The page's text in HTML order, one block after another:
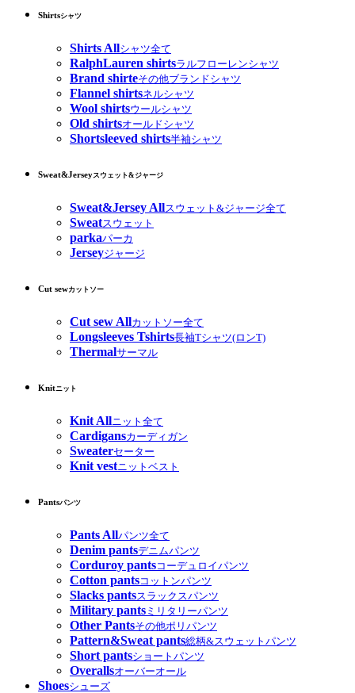
Shirtsシャツ
Shirts Allシャツ全て
RalphLauren shirtsラルフローレンシャツ
Brand shirteその他ブランドシャツ
Flannel shirtsネルシャツ
Wool shirtsウールシャツ
Old shirtsオールドシャツ
Shortsleeved shirts半袖シャツ
Sweat&Jerseyスウェット&ジャージ
Sweat&Jersey Allスウェット&ジャージ全て
Sweatスウェット
parkaパーカ
Jerseyジャージ
Cut sewカットソー
Cut sew Allカットソー全て
Longsleeves Tshirts長袖Tシャツ(ロンT)
Thermalサーマル
Knitニット
Knit Allニット全て
Cardigansカーディガン
Sweaterセーター
Knit vestニットベスト
Pantsパンツ
Pants Allパンツ全て
Denim pantsデニムパンツ
Corduroy pantsコーデュロイパンツ
Cotton pantsコットンパンツ
Slacks pantsスラックスパンツ
Military pants ミリタリーパンツ
Other Pantsその他ポリパンツ
Pattern&Sweat pants総柄&スウェットパンツ
Short pantsショートパンツ
Overallsオーバーオール
Shoesシューズ